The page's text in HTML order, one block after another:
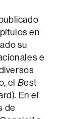
en
su
e
el Best
En el
de